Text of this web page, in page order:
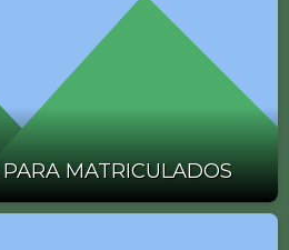
MATRICULADOS